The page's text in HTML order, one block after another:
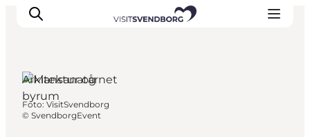
Oplev kultur & natur
Arkitektur og
byrum
Foto: VisitSvendborg
© SvendborgEvent